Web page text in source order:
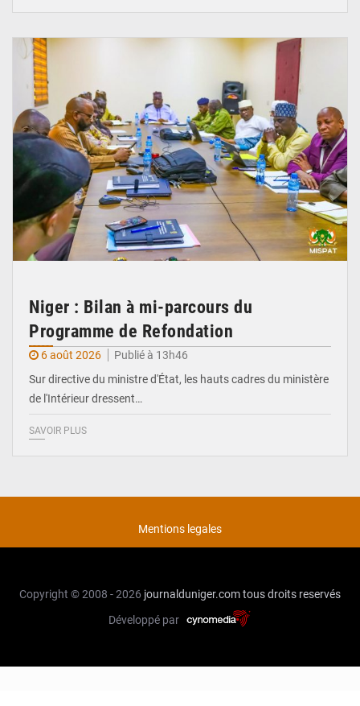
Niger : Bilan à mi-parcours du
Programme de Refondation
6 août 2026
Publié à 13h46
Sur directive du ministre d'État, les hauts cadres du ministère
de l'Intérieur dressent…
SAVOIR PLUS
Mentions legales
Copyright © 2008 - 2026 journalduniger.comtous droits reservés
Développé par